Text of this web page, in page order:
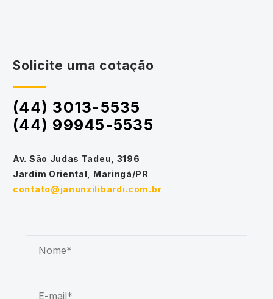
Solicite uma cotação
(44) 3013-5535
(44) 99945-5535
Av. São Judas Tadeu, 3196
Jardim Oriental, Maringá/PR
contato@janunzilibardi.com.br